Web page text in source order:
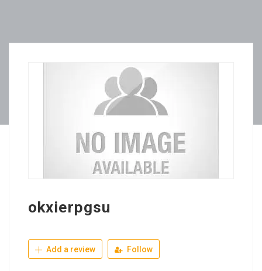
okxierpgsu
Add a review Follow